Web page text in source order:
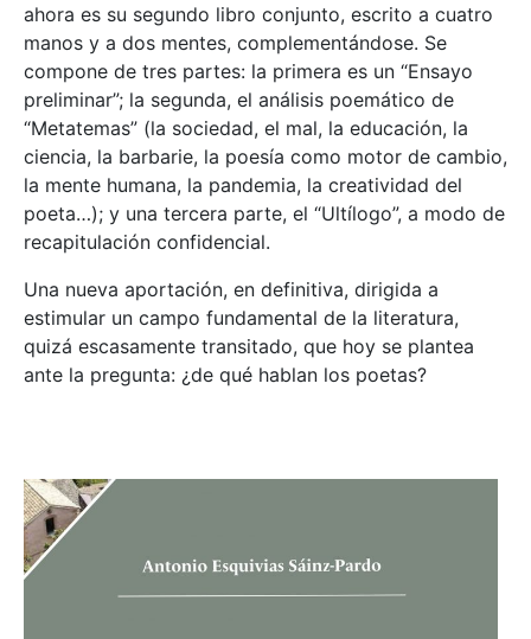
ahora es su segundo libro conjunto, escrito a cuatro
manos y a dos mentes, complementándose. Se
compone de tres partes: la primera es un “Ensayo
preliminar”; la segunda, el análisis poemático de
“Metatemas” (la sociedad, el mal, la educación, la
ciencia, la barbarie, la poesía como motor de cambio,
la mente humana, la pandemia, la creatividad del
poeta…); y una tercera parte, el “Ultílogo”, a modo de
recapitulación confidencial.
Una nueva aportación, en definitiva, dirigida a
estimular un campo fundamental de la literatura,
quizá escasamente transitado, que hoy se plantea
ante la pregunta: ¿de qué hablan los poetas?